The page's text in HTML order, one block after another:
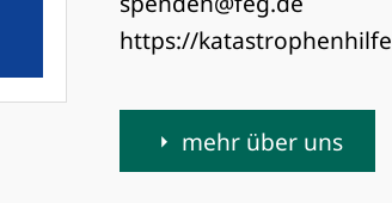
https://
mehr über uns